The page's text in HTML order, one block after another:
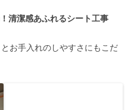
清潔感あふれるシート工事
お手入れのしやすさにもこだ